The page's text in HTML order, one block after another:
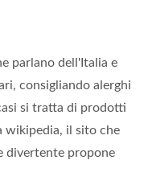
parlano dell'Italia e
consigliando alerghi
si tratta di prodotti
wikipedia, il sito che
divertente propone